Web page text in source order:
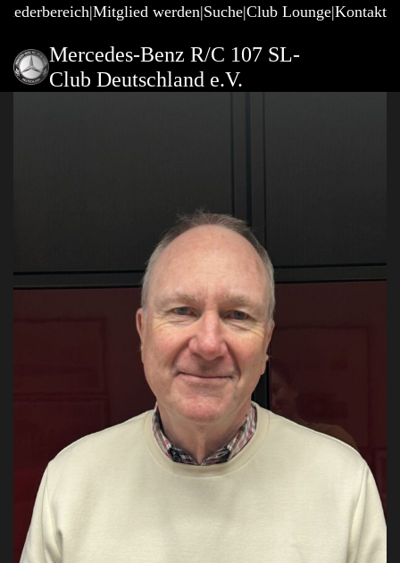
Mitglied werden Suche Club Lounge Kontakt
Mercedes-Benz R/C 107 SL-
Club Deutschland e.V.